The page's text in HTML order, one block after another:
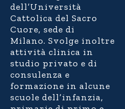
dell’Università
Cattolica del Sacro
Cuore, sede di
Milano. Svolge inoltre
attività clinica in
studio privato e di
consulenza e
formazione in alcune
scuole dell’infanzia,